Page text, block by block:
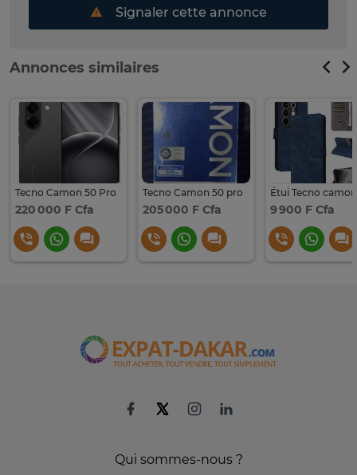
Signaler cette annonce
Annonces similaires
Tecno Camon 50 Pro
220 000 F Cfa
Tecno Camon 50 pro
205 000 F Cfa 9 900 F Cfa
Qui sommes-nous ?